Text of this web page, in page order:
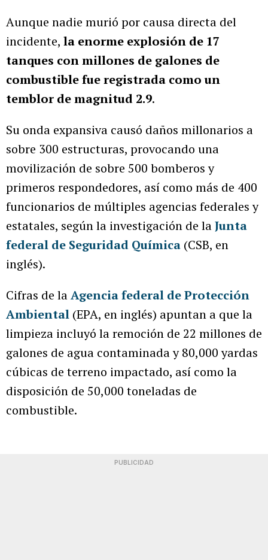
Aunque nadie murió por causa directa del
incidente, la enorme explosión de 17
tanques con millones de galones de
combustible fue registrada como un
temblor de magnitud 2.9.
Su onda expansiva causó daños millonarios a
sobre 300 estructuras, provocando una
movilización de sobre 500 bomberos y
primeros respondedores, así como más de 400
funcionarios de múltiples agencias federales y
estatales, según la investigación de laJunta
federal de Seguridad Química (CSB, en
inglés).
Cifras de laAgencia federal de Protección
Ambiental (EPA, en inglés) apuntan a que la
limpieza incluyó la remoción de 22 millones de
galones de agua contaminada y 80,000 yardas
cúbicas de terreno impactado, así como la
disposición de 50,000 toneladas de
combustible.
PUBLICIDAD